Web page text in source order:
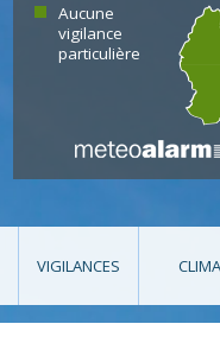
Aucune
vigilance
particulière
VIGILANCES